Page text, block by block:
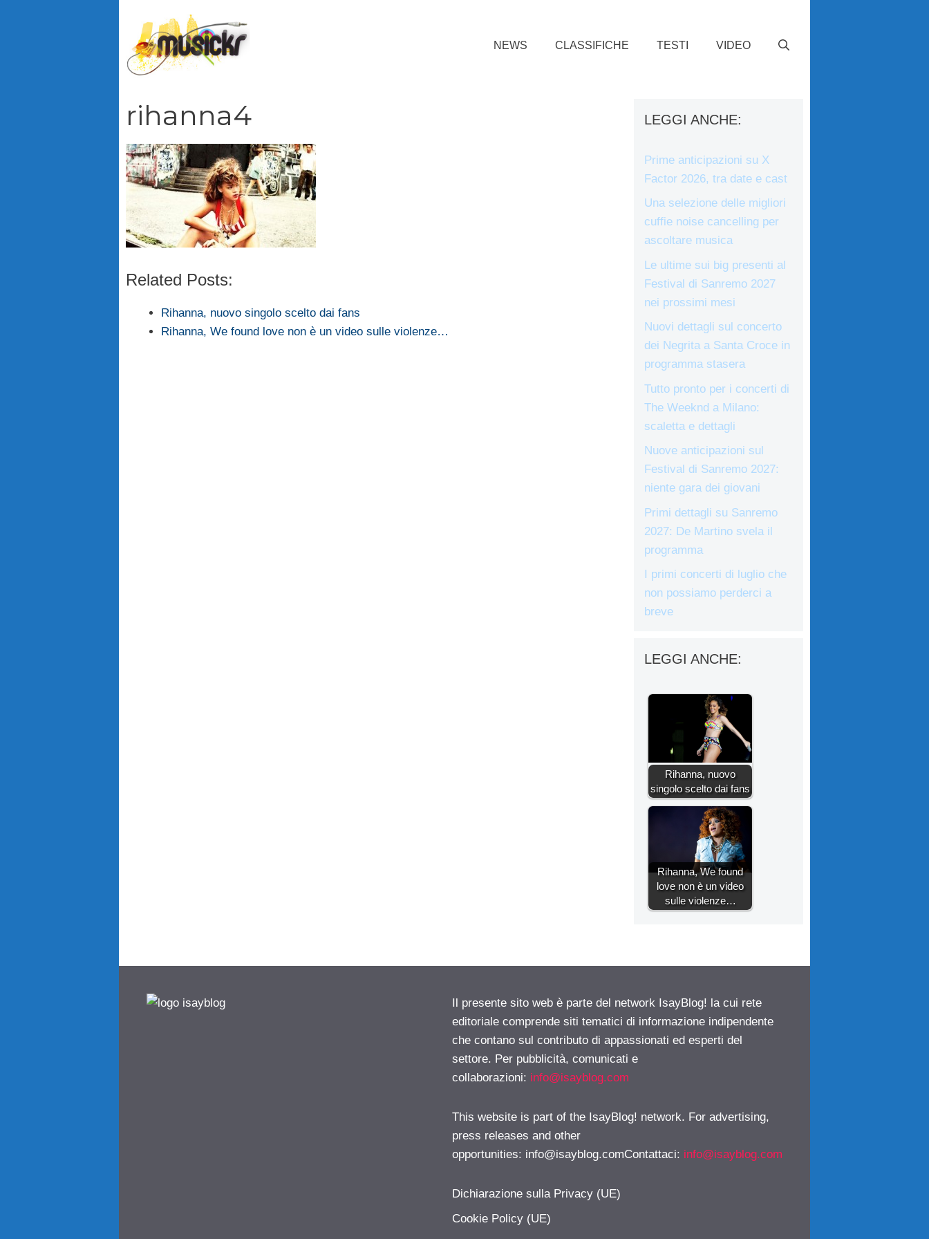
NEWS CLASSIFICHE TESTI VIDEO
rihanna4
Related Posts:
Rihanna, nuovo singolo scelto dai fans
Rihanna, We found love non è un video sulle violenze…
LEGGI ANCHE:
Prime anticipazioni su X
Factor 2026, tra date e cast
Una selezione delle migliori
cuffie noise cancelling per
ascoltare musica
Le ultime sui big presenti al
Festival di Sanremo 2027
nei prossimi mesi
Nuovi dettagli sul concerto
dei Negrita a Santa Croce in
programma stasera
Tutto pronto per i concerti di
The Weeknd a Milano:
scaletta e dettagli
Nuove anticipazioni sul
Festival di Sanremo 2027:
niente gara dei giovani
Primi dettagli su Sanremo
2027: De Martino svela il
programma
I primi concerti di luglio che
non possiamo perderci a
breve
LEGGI ANCHE:
Rihanna, nuovo
singolo scelto dai fans
Rihanna, We found
love non è un video
sulle violenze…
Il presente sito web è parte del network IsayBlog! la cui rete
editoriale comprende siti tematici di informazione indipendente
che contano sul contributo di appassionati ed esperti del
settore. Per pubblicità, comunicati e
collaborazioni: info@isayblog.com
This website is part of the IsayBlog! network. For advertising,
press releases and other
opportunities: info@isayblog.comContattaci: info@isayblog.com
Dichiarazione sulla Privacy (UE)
Cookie Policy (UE)